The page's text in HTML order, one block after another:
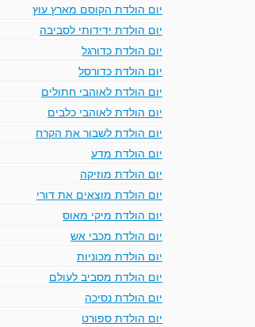
יום הולדת הקוסם מארץ עוץ
יום הולדת ידידותי לסביבה
יום הולדת כדורגל
יום הולדת כדורסל
יום הולדת לאוהבי חתולים
יום הולדת לאוהבי כלבים
יום הולדת לשבור את הקרח
יום הולדת מדע
יום הולדת מוזיקה
יום הולדת מוצאים את דורי
יום הולדת מיקי מאוס
יום הולדת מכבי אש
יום הולדת מכוניות
יום הולדת מסביב לעולם
יום הולדת נסיכה
יום הולדת ספורט